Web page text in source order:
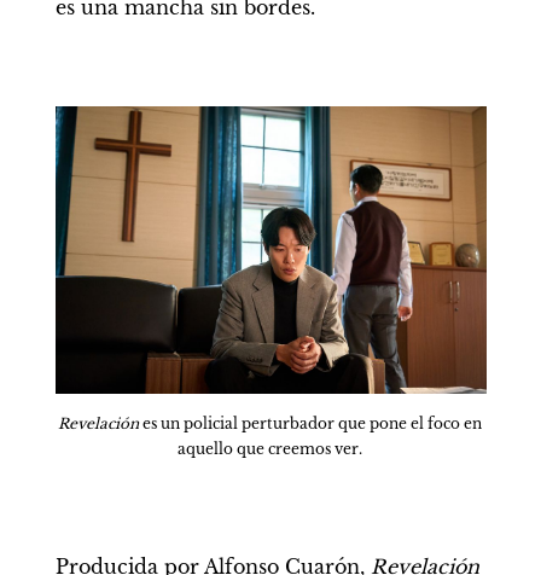
es una mancha sin bordes.
Revelación es un policial perturbador que pone el foco en
aquello que creemos ver.
Producida por Alfonso Cuarón, Revelación